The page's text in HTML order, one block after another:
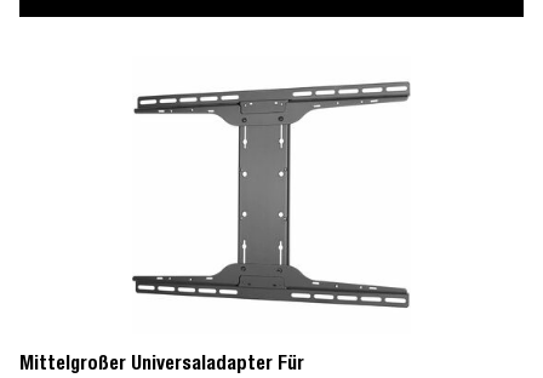
Mittelgroßer Universaladapter Für